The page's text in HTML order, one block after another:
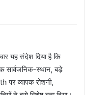
यह संदेश दिया है कि
सार्वजनिक-स्थान, बड़े
पर व्यापक रोशनी,